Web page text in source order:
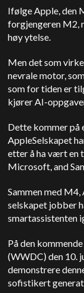
IfølgeApple, den
forgjengeren M2,
høy ytelse.
Men det som
nevrale motor,
som for tiden er
kjører AI-
Dette kommer på
AppleSelskapet
etter å ha vært en
Microsoft, and
Sammen med M4,
selskapet jobber
smartassistenten
På den
(WWDC) den 10.
demonstrere
sofistikert